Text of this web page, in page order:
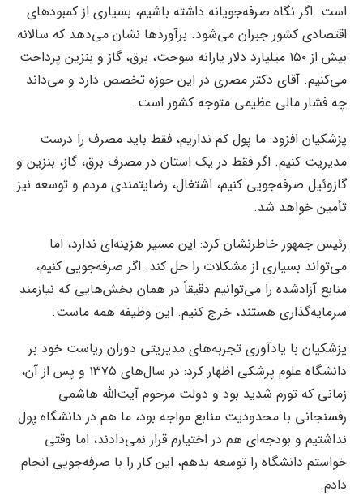
است. اگر نگاه صرفه‌جویانه داشته باشیم، بسیاری از کمبودهای
اقتصادی کشور جبران می‌شود. برآوردها نشان می‌دهد که سالانه
بیش از ۱۵۰ میلیارد دلار یارانه سوخت، برق، گاز و بنزین پرداخت
می‌کنیم. آقای دکتر مصری در این حوزه تخصص دارد و می‌داند
چه فشار مالی عظیمی متوجه کشور است.
پزشکیان افزود: ما پول کم نداریم، فقط باید مصرف را درست
مدیریت کنیم. اگر فقط در یک استان در مصرف برق، گاز، بنزین و
گازوئیل صرفه‌جویی کنیم، اشتغال، رضایتمندی مردم و توسعه نیز
تأمین خواهد شد.
رئیس جمهور خاطرنشان کرد: این مسیر هزینه‌ای ندارد، اما
می‌تواند بسیاری از مشکلات را حل کند. اگر صرفه‌جویی کنیم،
منابع آزادشده را می‌توانیم دقیقاً در همان بخش‌هایی که نیازمند
سرمایه‌گذاری هستند، خرج کنیم. این وظیفه همه ماست.
پزشکیان با یادآوری تجربه‌های مدیریتی دوران ریاست خود بر
دانشگاه علوم پزشکی اظهار کرد: در سال‌های ۱۳۷۵ و پس از آن،
زمانی که تورم شدید بود و دولت مرحوم آیت‌الله هاشمی
رفسنجانی با محدودیت منابع مواجه بود، ما هم در دانشگاه پول
نداشتیم و بودجه‌ای هم در اختیارم قرار نمی‌دادند، اما وقتی
خواستم دانشگاه را توسعه بدهم، این کار را با صرفه‌جویی انجام
دادم.